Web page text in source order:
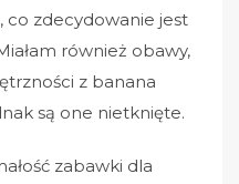
co zdecydowanie jest
również obawy,
z banana
są one nietknięte.
zabawki dla